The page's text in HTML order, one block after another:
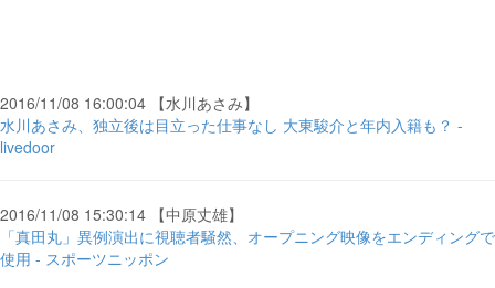
2016/11/08 16:00:04 【水川あさみ】
水川あさみ、独立後は目立った仕事なし 大東駿介と年内入籍も？ -
livedoor
2016/11/08 15:30:14 【中原丈雄】
「真田丸」異例演出に視聴者騒然、オープニング映像をエンディングで
使用 - スポーツニッポン